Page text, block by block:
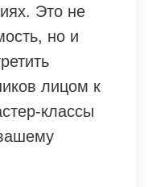
Это не
но и
лицом к
классы